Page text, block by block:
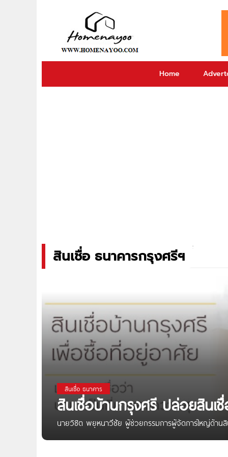
Home
สินเชื่อ ธนาคารกรุงศรีฯ
สินเชื่อ ธนาคาร
สินเชื่อบ้านกรุงศรี ปล่อยสินเ
นายวิชิต พยุหนาวีชัย ผู้ช่วยกรรมการผู้จัดการใหญ่ด้านสิ
ได้มีโอกาสเป็นเจ้าของคอนโดมิเนียมได้ง่ายๆ ผ่านโครงกา